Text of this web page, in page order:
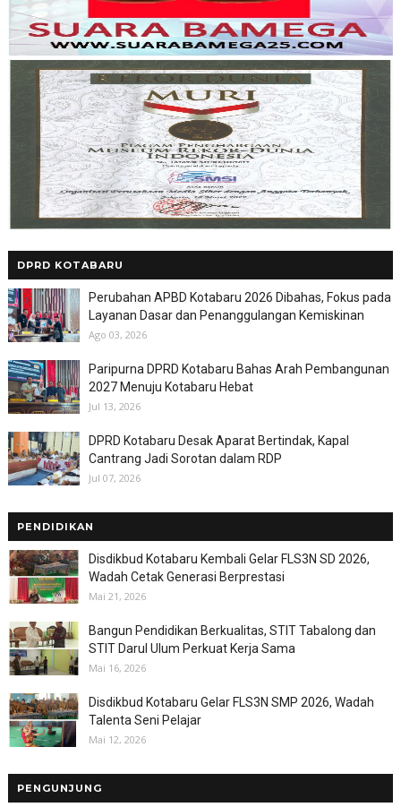
DPRD KOTABARU
Perubahan APBD Kotabaru 2026 Dibahas, Fokus pada
Layanan Dasar dan Penanggulangan Kemiskinan
Ago 03, 2026
Paripurna DPRD Kotabaru Bahas Arah Pembangunan
2027 Menuju Kotabaru Hebat
Jul 13, 2026
DPRD Kotabaru Desak Aparat Bertindak, Kapal
Cantrang Jadi Sorotan dalam RDP
Jul 07, 2026
PENDIDIKAN
Disdikbud Kotabaru Kembali Gelar FLS3N SD 2026,
Wadah Cetak Generasi Berprestasi
Mai 21, 2026
Bangun Pendidikan Berkualitas, STIT Tabalong dan
STIT Darul Ulum Perkuat Kerja Sama
Mai 16, 2026
Disdikbud Kotabaru Gelar FLS3N SMP 2026, Wadah
Talenta Seni Pelajar
Mai 12, 2026
PENGUNJUNG